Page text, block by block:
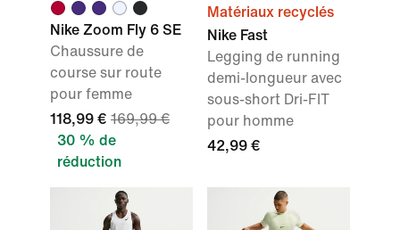
Nike Zoom Fly 6 SE
Chaussure de
course sur route
pour femme
118,99 € 169,99 €
30 % de
réduction
Matériaux recyclés
Nike Fast
Legging de running
demi-longueur avec
sous-short Dri-FIT
pour homme
42,99 €